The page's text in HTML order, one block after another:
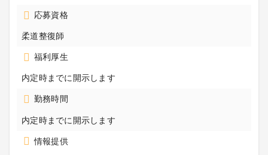
応募資格
柔道整復師
福利厚生
内定時までに開示します
勤務時間
内定時までに開示します
情報提供